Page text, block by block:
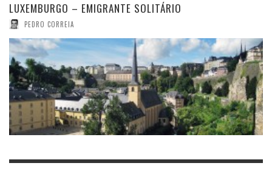
LUXEMBURGO – EMIGRANTE SOLITÁRIO
PEDRO CORREIA